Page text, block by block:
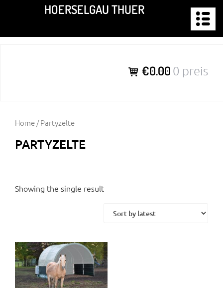
springen
HOERSELGAU THUER
€0.00 0 preis
Home/ Partyzelte
PARTYZELTE
Showing the single result